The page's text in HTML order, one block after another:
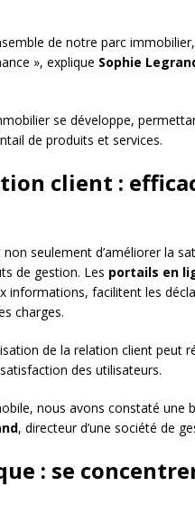
de notre parc
», explique Sophie
se développe,
de produits et services.
client :
seulement d’améliorer la
de gestion. Les portails en
informations, facilitent les
charges.
de la relation client peut
des utilisateurs.
nous avons constaté une
, directeur d’une société de
: se